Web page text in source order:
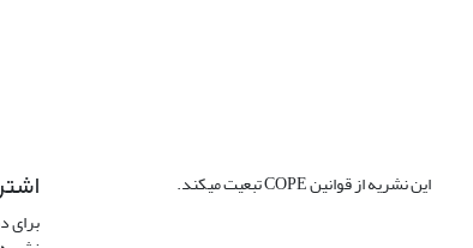
این نشریه از قوانین COPE تبعیت میکند.
برای